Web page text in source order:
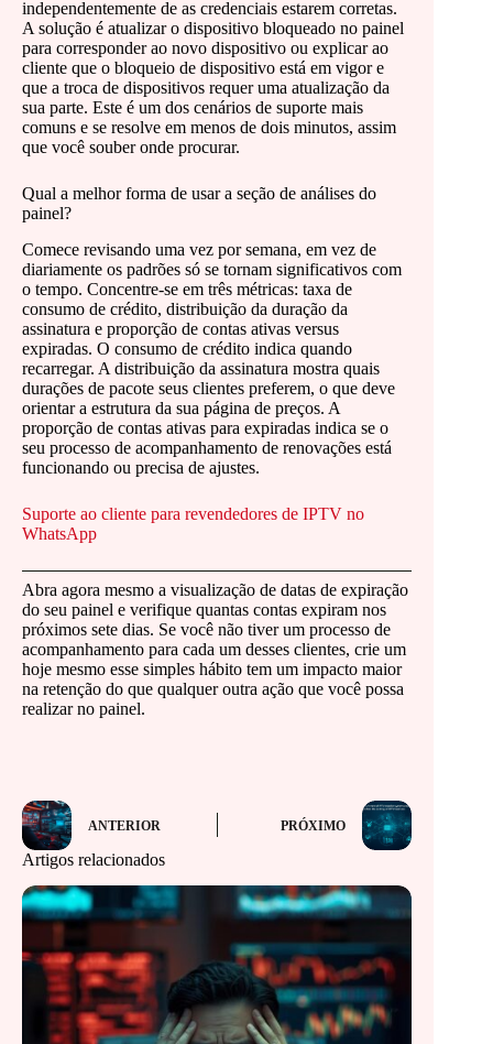
independentemente de as credenciais estarem corretas.
A solução é atualizar o dispositivo bloqueado no painel
para corresponder ao novo dispositivo ou explicar ao
cliente que o bloqueio de dispositivo está em vigor e
que a troca de dispositivos requer uma atualização da
sua parte. Este é um dos cenários de suporte mais
comuns e se resolve em menos de dois minutos, assim
que você souber onde procurar.
Qual a melhor forma de usar a seção de análises do
painel?
Comece revisando uma vez por semana, em vez de
diariamente os padrões só se tornam significativos com
o tempo. Concentre-se em três métricas: taxa de
consumo de crédito, distribuição da duração da
assinatura e proporção de contas ativas versus
expiradas. O consumo de crédito indica quando
recarregar. A distribuição da assinatura mostra quais
durações de pacote seus clientes preferem, o que deve
orientar a estrutura da sua página de preços. A
proporção de contas ativas para expiradas indica se o
seu processo de acompanhamento de renovações está
funcionando ou precisa de ajustes.
Suporte ao cliente para revendedores de IPTV no
WhatsApp
Abra agora mesmo a visualização de datas de expiração
do seu painel e verifique quantas contas expiram nos
próximos sete dias. Se você não tiver um processo de
acompanhamento para cada um desses clientes, crie um
hoje mesmo esse simples hábito tem um impacto maior
na retenção do que qualquer outra ação que você possa
realizar no painel.
ANTERIOR PRÓXIMO
Artigos relacionados